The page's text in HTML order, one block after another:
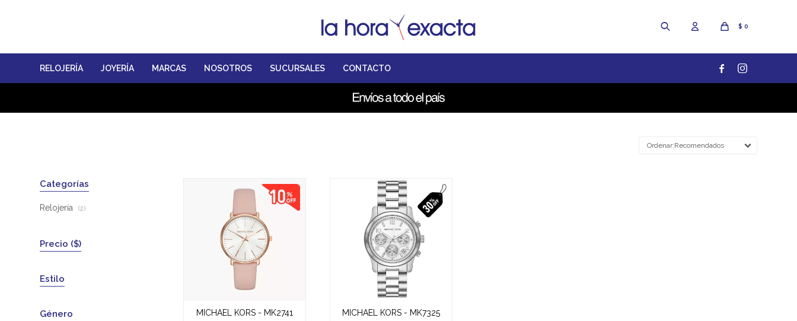
RELOJERÍA JOYERÍA MARCAS NOSOTROS SUCURSALES CONTACTO
$ 0
 
Recomendados
MICHAEL KORS - MK2741 MICHAEL KORS - MK7325
Categorías
Relojería (2)
Precio ($)
Estilo
Género